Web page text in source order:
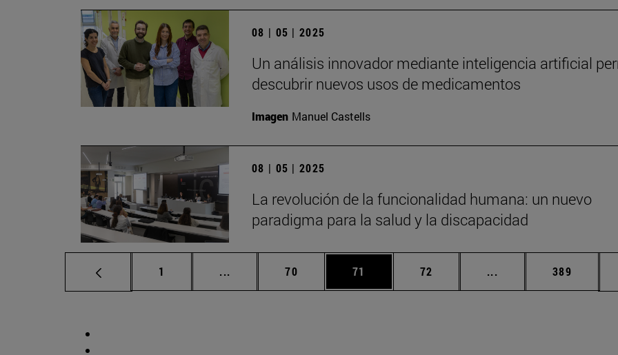
08 | 05 | 2025
Un análisis innovador mediante inteligencia artificial
descubrir nuevos usos de medicamentos
Imagen Manuel Castells
08 | 05 | 2025
La revolución de la funcionalidad humana: un nuevo
paradigma para la salud y la discapacidad
Página
1 ... Páginas intermedias Use TAB para desplazarse.
Página
70 Página
71 Página
72 ... Páginas intermedias
Página
389